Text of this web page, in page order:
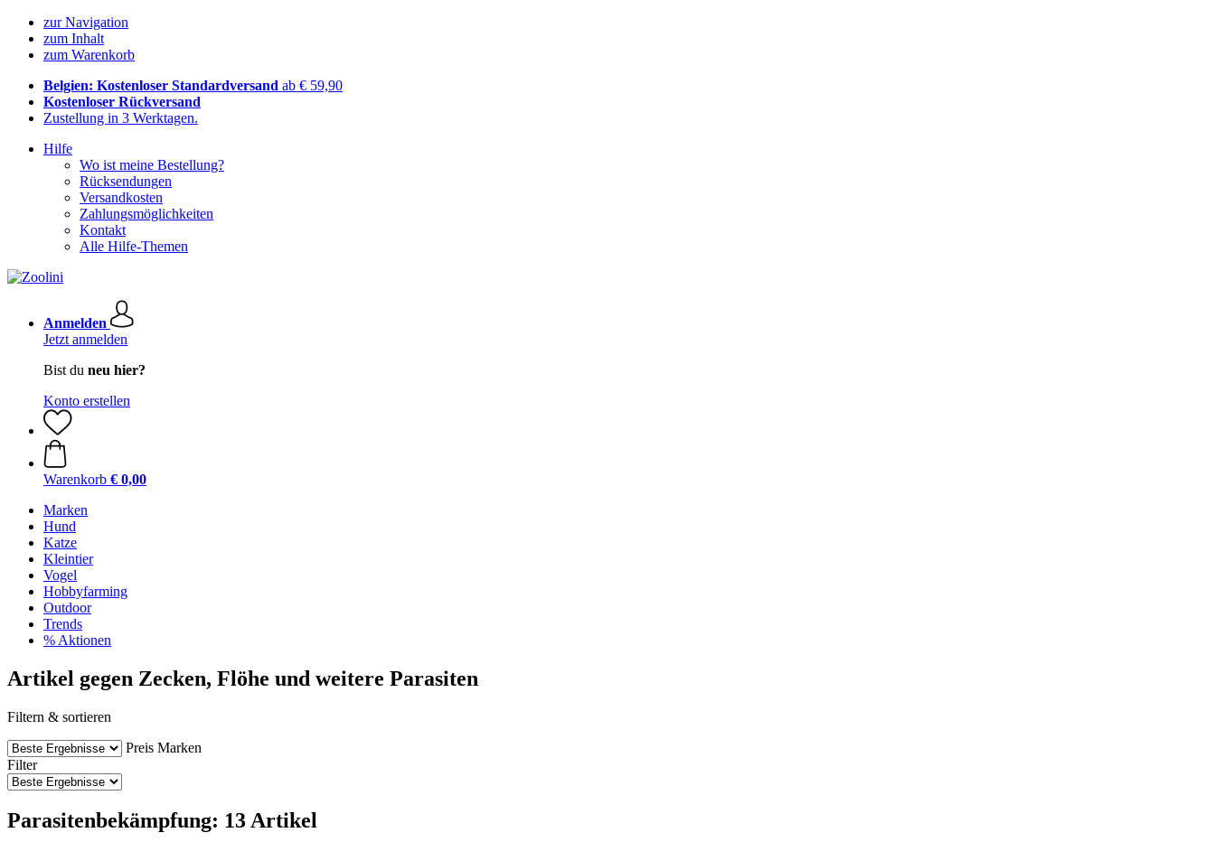
zur Navigation
zum Inhalt
zum Warenkorb
Belgien: Kostenloser Standardversand ab € 59,90
Kostenloser Rückversand
Zustellung in 3 Werktagen.
Hilfe
Wo ist meine Bestellung?
Rücksendungen
Versandkosten
Zahlungsmöglichkeiten
Kontakt
Alle Hilfe-Themen
Anmelden
Jetzt anmelden
Bist du neu hier?
Konto erstellen
Warenkorb € 0,00
Marken
Hund
Katze
Kleintier
Vogel
Hobbyfarming
Outdoor
Trends
% Aktionen
Artikel gegen Zecken, Flöhe und weitere Parasiten
Filtern & sortieren
Preis Marken
Filter
Parasitenbekämpfung: 13 Artikel